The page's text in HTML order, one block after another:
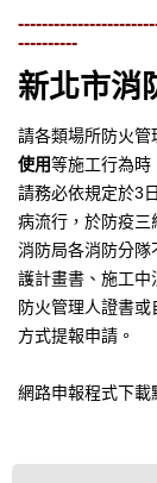
----------
新北市消
請各類場所防火管
使用等施工行為時
請務必依規定於3
病流行，於防疫三
消防局各消防分
護計畫書、施工中
防火管理人證書
方式提報申請。
網路申報程式下載